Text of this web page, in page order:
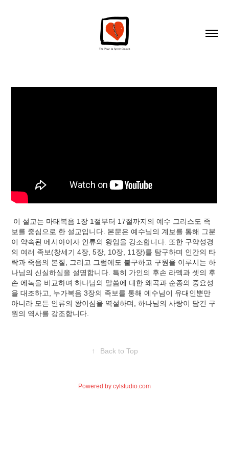
이 설교는 마태복음 1장 1절부터 17절까지의 예수 그리스도 족
보를 중심으로 한 설교입니다. 본문은 예수님의 계보를 통해 그분
이 약속된 메시아이자 인류의 왕임을 강조합니다. 또한 구약성경
의 여러 족보(창세기 4장, 5장, 10장, 11장)를 탐구하며 인간의 타
락과 죽음의 본질, 그리고 그럼에도 불구하고 구원을 이루시는 하
나님의 신실하심을 설명합니다. 특히 가인의 후손 라멕과 셋의 후
손 에녹을 비교하며 하나님의 말씀에 대한 왜곡과 순종의 중요성
을 대조하고, 누가복음 3장의 족보를 통해 예수님이 유대인뿐만
아니라 모든 인류의 왕이심을 역설하며, 하나님의 사랑이 담긴 구
원의 역사를 강조합니다.
↑ Back to Top
Powered by cylstudio.com